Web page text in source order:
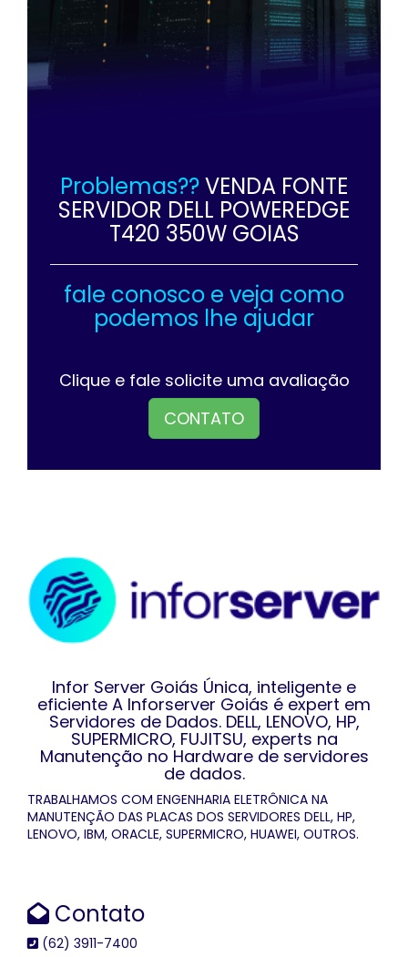
Problemas??VENDA FONTE
SERVIDOR DELL POWEREDGE
T420 350W GOIAS
fale conosco e veja como
podemos lhe ajudar
Clique e fale solicite uma avaliação
CONTATO
Infor Server Goiás Única, inteligente e
eficiente A Inforserver Goiás é expert em
Servidores de Dados. DELL, LENOVO, HP,
SUPERMICRO, FUJITSU, experts na
Manutenção no Hardware de servidores
de dados.
TRABALHAMOS COM ENGENHARIA ELETRÔNICA NA
MANUTENÇÃO DAS PLACAS DOS SERVIDORES DELL, HP,
LENOVO, IBM, ORACLE, SUPERMICRO, HUAWEI, OUTROS.
Contato
(62) 3911-7400